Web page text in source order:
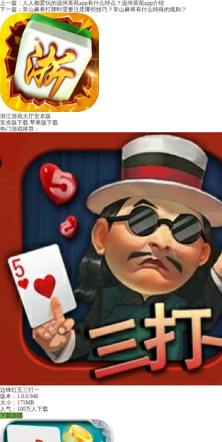
浙江大厅游戏有挂吗，可以对平台做深
浙江游戏大厅
可以在游戏平台上运行的。用户在游
浙江大厅游戏有挂吗，要选择官方版本
现在的网络渠道可以搜索出来的浙
只要是官方版本是绝对不可能有外
上一篇：人人都爱玩的温州茶苑app有什么特点？温州茶苑app
下一篇： 常山麻将打牌时需要注意哪些技巧？常山麻将有什么
浙江游戏大厅安卓版
安卓版下载 苹果版下载
热门游戏推荐：